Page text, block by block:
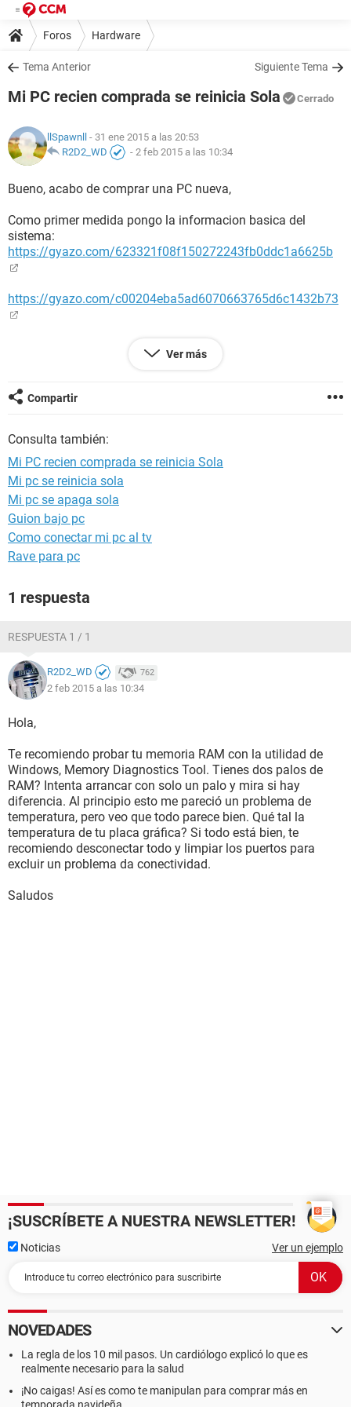
Foros Hardware
Tema Anterior Siguiente Tema
Mi PC recien comprada se reinicia Sola Cerrado
llSpawnll - 31 ene 2015 a las 20:53
R2D2_WD
- 2 feb 2015 a las 10:34
Bueno, acabo de comprar una PC nueva,
Como primer medida pongo la informacion basica del
sistema:
https://gyazo.com/623321f08f150272243fb0ddc1a6625b
https://gyazo.com/c00204eba5ad6070663765d6c1432b73
Pero cuando la uso demasiado, la PC se reinicia.. luego de
unos 20 minutos mas o menos.. Intente instalar de nuevo el
la reinicio no tengo ninguna pantalla azul ni tampoco noto
que la temperatura del micro suba por sobre los 50 grados
La fuente fue cambiada 1 vez ya.
Cabe notar que tiene una fuente de 550W.
Alguna idea de porque pueda estar pasando esto?
Ver más
Compartir
Consulta también:
Mi PC recien comprada se reinicia Sola
Mi pc se reinicia sola
Mi pc se apaga sola
Guion bajo pc
Como conectar mi pc al tv
Rave para pc
1 respuesta
RESPUESTA 1 / 1
R2D2_WD 762
2 feb 2015 a las 10:34
Hola,
Te recomiendo probar tu memoria RAM con la utilidad de
Windows, Memory Diagnostics Tool. Tienes dos palos de
RAM? Intenta arrancar con solo un palo y mira si hay
diferencia. Al principio esto me pareció un problema de
temperatura, pero veo que todo parece bien. Qué tal la
temperatura de tu placa gráfica? Si todo está bien, te
recomiendo desconectar todo y limpiar los puertos para
excluir un problema da conectividad.
Saludos
¡SUSCRÍBETE A NUESTRA NEWSLETTER!
Noticias Ver un ejemplo
NOVEDADES
La regla de los 10 mil pasos. Un cardiólogo explicó lo que es
realmente necesario para la salud
¡No caigas! Así es como te manipulan para comprar más en